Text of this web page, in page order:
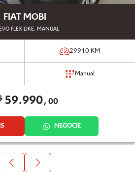
FIAT MOBI
FLEX LIKE. MANUAL
29910 KM
Manual
59.990, 00
NEGOCIE